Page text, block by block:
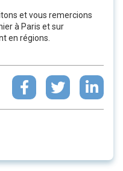
et vous remercions
à Paris et sur
en régions.